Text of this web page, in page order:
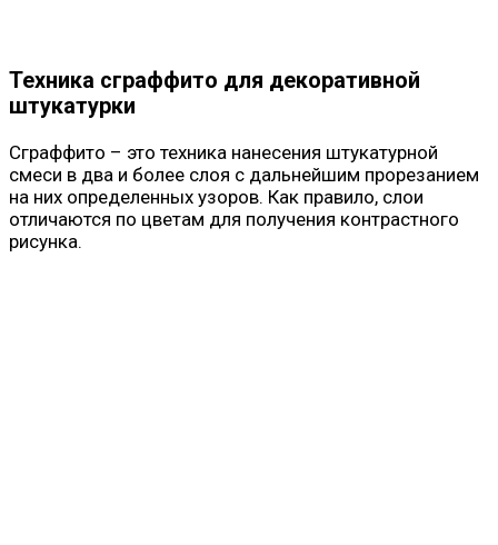
Техника сграффито для декоративной
штукатурки
Сграффито – это техника нанесения штукатурной
смеси в два и более слоя с дальнейшим прорезанием
на них определенных узоров. Как правило, слои
отличаются по цветам для получения контрастного
рисунка.